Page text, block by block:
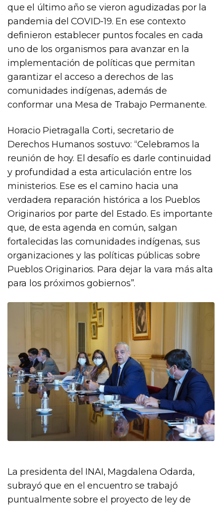
que el último año se vieron agudizadas por la
pandemia del COVID-19. En ese contexto
definieron establecer puntos focales en cada
uno de los organismos para avanzar en la
implementación de políticas que permitan
garantizar el acceso a derechos de las
comunidades indígenas, además de
conformar una Mesa de Trabajo Permanente.
Horacio Pietragalla Corti, secretario de
Derechos Humanos sostuvo: “Celebramos la
reunión de hoy. El desafío es darle continuidad
y profundidad a esta articulación entre los
ministerios. Ese es el camino hacia una
verdadera reparación histórica a los Pueblos
Originarios por parte del Estado. Es importante
que, de esta agenda en común, salgan
fortalecidas las comunidades indígenas, sus
organizaciones y las políticas públicas sobre
Pueblos Originarios. Para dejar la vara más alta
para los próximos gobiernos”.
La presidenta del INAI, Magdalena Odarda,
subrayó que en el encuentro se trabajó
puntualmente sobre el proyecto de ley de